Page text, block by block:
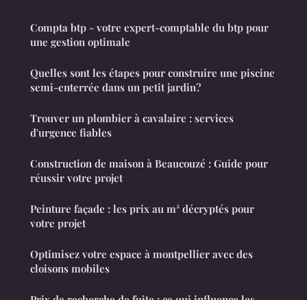
Compta btp - votre expert-comptable du btp pour
une gestion optimale
Quelles sont les étapes pour construire une piscine
semi-enterrée dans un petit jardin?
Trouver un plombier à cavalaire : services
d'urgence fiables
Construction de maison à Beaucouzé : Guide pour
réussir votre projet
Peinture façade : les prix au m² décryptés pour
votre projet
Optimisez votre espace à montpellier avec des
cloisons mobiles